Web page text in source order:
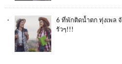
6 ที่พักติดน้ำตก ทุ่งเพล
รัวๆ!!!